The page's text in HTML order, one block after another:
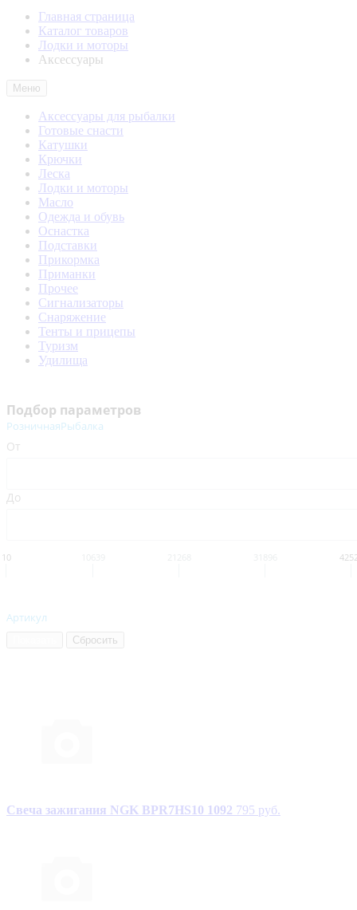
Главная страница
Каталог товаров
Лодки и моторы
Аксессуары
Меню
Аксессуары для рыбалки
Готовые снасти
Катушки
Крючки
Леска
Лодки и моторы
Масло
Одежда и обувь
Оснастка
Подставки
Прикормка
Приманки
Прочее
Сигнализаторы
Снаряжение
Тенты и прицепы
Туризм
Удилища
Подбор параметров
РозничнаяРыбалка
От
До
10
Артикул
Свеча зажигания NGK BPR7HS10 1092 795 руб.